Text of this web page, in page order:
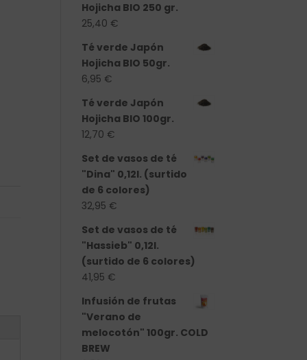
Hojicha BIO 250 gr.
25,40 €
Té verde Japón
Hojicha BIO 50gr.
6,95 €
Té verde Japón
Hojicha BIO 100gr.
12,70 €
Set de vasos de té
"Dina" 0,12l. (surtido
de 6 colores)
32,95 €
Set de vasos de té
"Hassieb" 0,12l.
(surtido de 6 colores)
41,95 €
Infusión de frutas
"Verano de
melocotón" 100gr. COLD
BREW